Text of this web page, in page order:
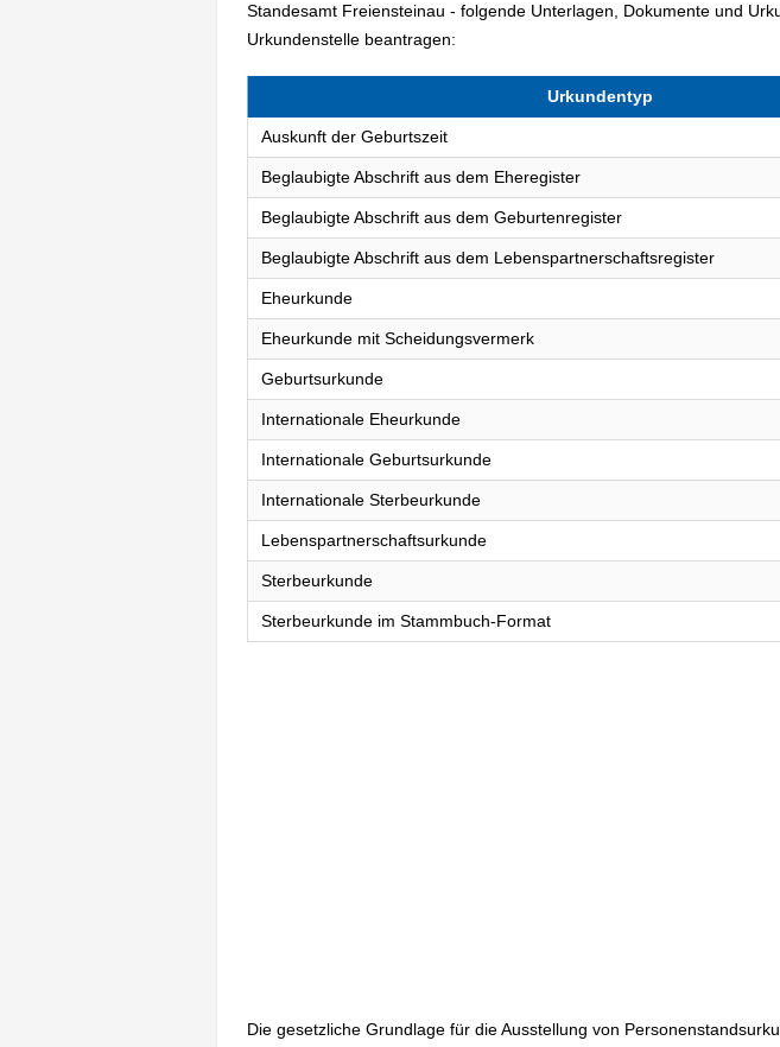
Standesamt Freiensteinau - folgende Unterlagen, Dokumente und
Urkundenstelle beantragen:
Urkundentyp
Auskunft der Geburtszeit
Beglaubigte Abschrift aus dem Eheregister
Beglaubigte Abschrift aus dem Geburtenregister
Beglaubigte Abschrift aus dem Lebenspartnerschaftsregister
Eheurkunde
Eheurkunde mit Scheidungsvermerk
Geburtsurkunde
Internationale Eheurkunde
Internationale Geburtsurkunde
Internationale Sterbeurkunde
Lebenspartnerschaftsurkunde
Sterbeurkunde
Sterbeurkunde im Stammbuch-Format
Die gesetzliche Grundlage für die Ausstellung von